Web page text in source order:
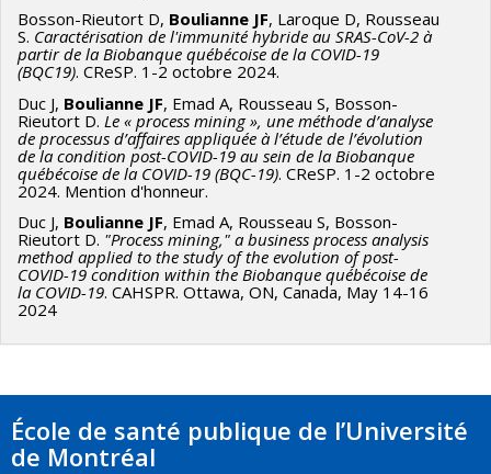
Bosson-Rieutort D, Boulianne JF, Laroque D, Rousseau
S. Caractérisation de l'immunité hybride au SRAS-CoV-2 à
partir de la Biobanque québécoise de la COVID-19
(BQC19). CReSP. 1-2 octobre 2024.
Duc J, Boulianne JF, Emad A, Rousseau S, Bosson-
Rieutort D. Le « process mining », une méthode d’analyse
de processus d’affaires appliquée à l’étude de l’évolution
de la condition post-COVID-19 au sein de la Biobanque
québécoise de la COVID-19 (BQC-19). CReSP. 1-2 octobre
2024. Mention d'honneur.
Duc J, Boulianne JF, Emad A, Rousseau S, Bosson-
Rieutort D. "Process mining," a business process analysis
method applied to the study of the evolution of post-
COVID-19 condition within the Biobanque québécoise de
la COVID-19. CAHSPR. Ottawa, ON, Canada, May 14-16
2024
École de santé publique de l’Université
de Montréal